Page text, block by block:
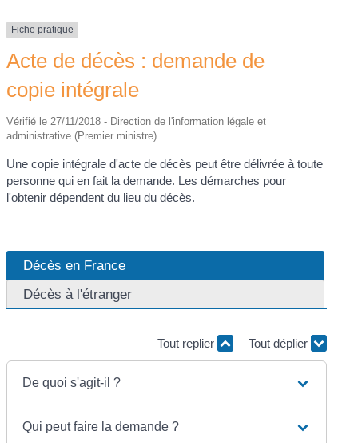
Fiche pratique
Acte de décès : demande de
copie intégrale
Vérifié le 27/11/2018 - Direction de l'information légale et
administrative (Premier ministre)
Une copie intégrale d'acte de décès peut être délivrée à toute
personne qui en fait la demande. Les démarches pour
l'obtenir dépendent du lieu du décès.
Décès en France
Décès à l'étranger
Tout replier Tout déplier
De quoi s'agit-il ?
Qui peut faire la demande ?